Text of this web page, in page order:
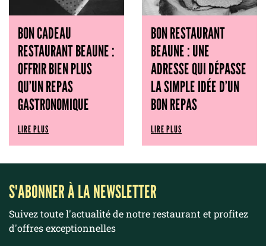
BON CADEAU
RESTAURANT BEAUNE :
OFFRIR BIEN PLUS
QU’UN REPAS
GASTRONOMIQUE
LIRE PLUS
BON RESTAURANT
BEAUNE : UNE
ADRESSE QUI DÉPASSE
LA SIMPLE IDÉE D’UN
BON REPAS
LIRE PLUS
S'ABONNER À LA NEWSLETTER
Suivez toute l'actualité de notre restaurant et profitez
d'offres exceptionnelles